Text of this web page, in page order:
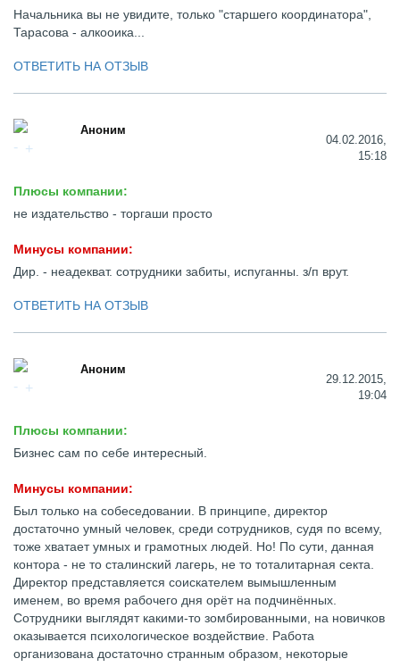
Начальника вы не увидите, только "старшего координатора",
Тарасова - алкооика...
ОТВЕТИТЬ НА ОТЗЫВ
Аноним
04.02.2016,
15:18
Плюсы компании:
не издательство - торгаши просто
Минусы компании:
Дир. - неадекват. сотрудники забиты, испуганны. з/п врут.
ОТВЕТИТЬ НА ОТЗЫВ
Аноним
29.12.2015,
19:04
Плюсы компании:
Бизнес сам по себе интересный.
Минусы компании:
Был только на собеседовании. В принципе, директор
достаточно умный человек, среди сотрудников, судя по всему,
тоже хватает умных и грамотных людей. Но! По сути, данная
контора - не то сталинский лагерь, не то тоталитарная секта.
Директор представляется соискателем вымышленным
именем, во время рабочего дня орёт на подчинённых.
Сотрудники выглядят какими-то зомбированными, на новичков
оказывается психологическое воздействие. Работа
организована достаточно странным образом, некоторые